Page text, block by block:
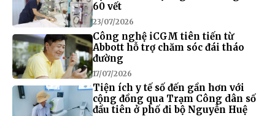
60 vết
23/07/2026
Công nghệ iCGM tiên tiến từ
Abbott hỗ trợ chăm sóc đái tháo
đường
17/07/2026
Tiện ích y tế số đến gần hơn với
cộng đồng qua Trạm Công dân số
đầu tiên ở phố đi bộ Nguyễn Huệ